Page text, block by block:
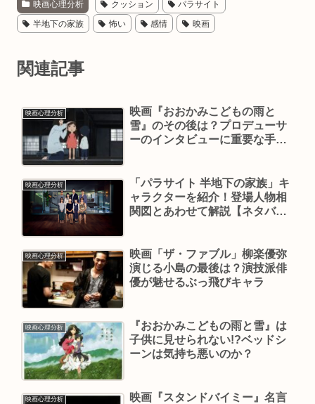
映画心理分析 クッション パラサイト
半地下の家族 怖い 感情 映画
関連記事
映画心理分析
映画『おおかみこどもの雨と
雪』のその後は？プロデューサ
ーのインタビューに重要な手が
映画心理分析
「パラサイト 半地下の家族」キ
ャラクターを紹介！登場人物相
関図とあわせて解説【ネタバレ
映画心理分析
映画「ザ・ファブル」柳楽優弥
演じる小島の最後は？演技派俳
優が魅せるぶっ飛びキャラ
映画心理分析
『おおかみこどもの雨と雪』は
子供に見せられない!?ベッドシ
ーンは気持ち悪いのか？
映画心理分析
映画『スタンドバイミー』名言